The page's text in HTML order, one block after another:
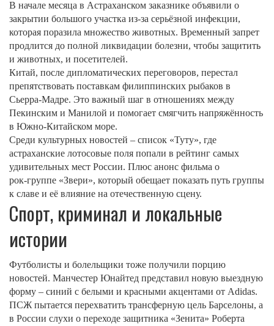
В начале месяца в Астраханском заказнике объявили о
закрытии большого участка из‑за серьёзной инфекции,
которая поразила множество животных. Временный запрет
продлится до полной ликвидации болезни, чтобы защитить
и животных, и посетителей.
Китай, после дипломатических переговоров, перестал
препятствовать поставкам филиппинских рыбаков в
Сьерра‑Мадре. Это важный шаг в отношениях между
Пекинским и Манилой и помогает смягчить напряжённость
в Южно‑Китайском море.
Среди культурных новостей – список «Туту», где
астраханские лотосовые поля попали в рейтинг самых
удивительных мест России. Плюс анонс фильма о
рок‑группе «Звери», который обещает показать путь группы
к славе и её влияние на отечественную сцену.
Спорт, криминал и локальные
истории
Футболисты и болельщики тоже получили порцию
новостей. Манчестер Юнайтед представил новую выездную
форму – синий с белыми и красными акцентами от Adidas.
ПСЖ пытается перехватить трансферную цель Барселоны, а
в России слухи о переходе защитника «Зенита» Роберта